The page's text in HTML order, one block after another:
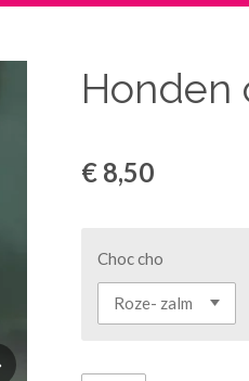
Honden
€ 8,50
Choc cho